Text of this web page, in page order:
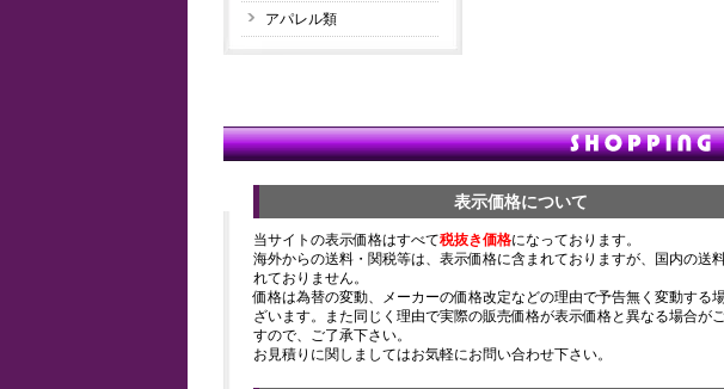
アパレル類
表示価格について
当サイトの表示価格はすべて税抜き価格になっております。
海外からの送料・関税等は、表示価格に含まれておりますが、国内の送
れておりません。
価格は為替の変動、メーカーの価格改定などの理由で予告無く変動する
ざいます。また同じく理由で実際の販売価格が表示価格と異なる場合が
すので、ご了承下さい。
お見積りに関しましてはお気軽にお問い合わせ下さい。